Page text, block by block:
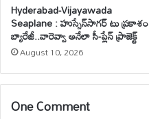
Hyderabad-Vijayawada
Seaplane : హుస్సేన్‌సాగర్ టు ప్రకాశం
బ్యారేజీ..వారెవ్వా అనేలా సీ-ప్లేన్ ప్రాజెక్ట్
August 10, 2026
One Comment